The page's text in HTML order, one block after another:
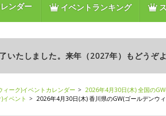
ンダー イベントランキング
いたしました。来年（2027年）もどうぞ
ィーク)イベントカレンダー
2026年4月30日(木) 全国の
ベント
2026年4月30日(木) 香川県のGW(ゴールデンウ